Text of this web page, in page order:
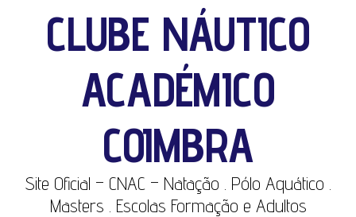
CLUBE NÁUTICO
ACADÉMICO
COIMBRA
Site Oficial – CNAC – Natação . Pólo Aquático .
Masters . Escolas Formação e Adultos